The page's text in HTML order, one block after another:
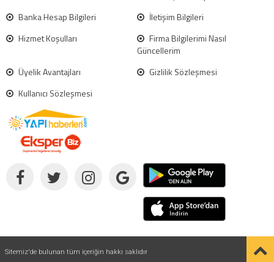
Banka Hesap Bilgileri
İletişim Bilgileri
Hizmet Koşulları
Firma Bilgilerimi Nasıl
Güncellerim
Üyelik Avantajları
Gizlilik Sözleşmesi
Kullanıcı Sözleşmesi
Sitemiz'de bulunan tüm içeriğin hakkı saklıdır